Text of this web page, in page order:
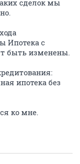
сделок мы
Ипотека с
быть изменены.
ипотека без
ко мне.